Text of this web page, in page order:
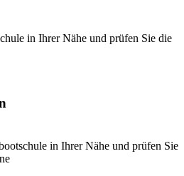
in Ihrer Nähe und prüfen Sie die
in Ihrer Nähe und prüfen Sie